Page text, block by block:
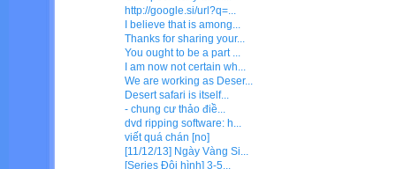
http://google.si/url?q=...
I believe that is among...
Thanks for sharing your...
You ought to be a part ...
I am now not certain wh...
We are working as Deser...
Desert safari is itself...
- chung cư thảo điề...
dvd ripping software: h...
viết quá chán [no]
[11/12/13] Ngày Vàng Si...
[Series Đội hình] 3-5...